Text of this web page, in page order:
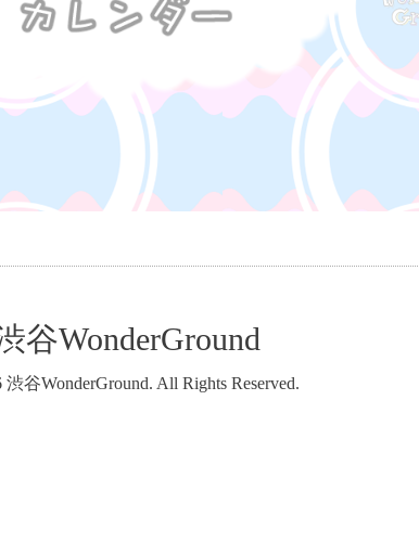
谷WonderGround
渋谷WonderGround. All Rights Reserved.